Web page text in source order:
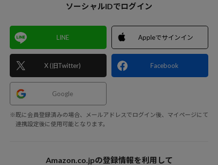
ソーシャルIDでログイン
LINE
X (旧Twitter)
Appleでサインイン
Facebook
Google
※既に会員登録済みの場合、メールアドレスでログイン後、マイページにて
連携設定後に使用可能となります。
Amazon.co.jpの登録情報を利用して